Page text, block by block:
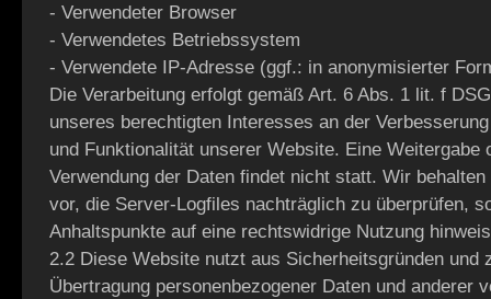
- Verwendeter Browser
- Verwendetes Betriebssystem
- Verwendete IP-Adresse (ggf.: in anonymisierter
Die Verarbeitung erfolgt gemäß Art. 6 Abs. 1 lit. f
unseres berechtigten Interesses an der
und Funktionalität unserer Website. Eine Weitergabe
Verwendung der Daten findet nicht statt. Wir
vor, die Server-Logfiles nachträglich zu überprüfen,
Anhaltspunkte auf eine rechtswidrige Nutzung
2.2 Diese Website nutzt aus Sicherheitsgründen und
Übertragung personenbezogener Daten und anderer